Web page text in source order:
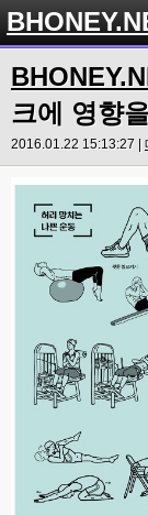
크에 영향
2016.01.22 15:13:27 |